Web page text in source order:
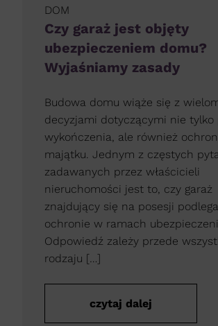
DOM
Czy garaż jest objęty
ubezpieczeniem domu?
Wyjaśniamy zasady
Budowa domu wiąże się z
decyzjami dotyczącymi nie tylko
wykończenia, ale również
majątku. Jednym z częstych
zadawanych przez właścicieli
nieruchomości jest to, czy garaż
znajdujący się na posesji podlega
ochronie w ramach
Odpowiedź zależy przede
rodzaju […]
czytaj dalej